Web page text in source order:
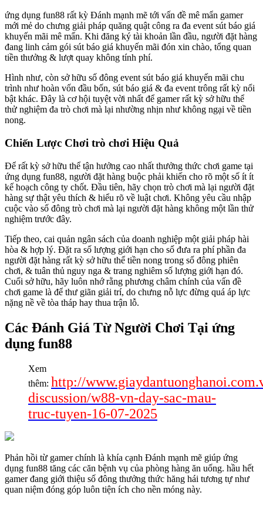
ứng dụng fun88 rất kỳ Đánh mạnh mẽ tới vấn đề mê mẩn gamer
mới mẻ do chưng giải pháp quăng quật công ra đa event sút báo giá
khuyến mãi mê mẩn. Khi đăng ký tài khoản lần đầu, người đặt hàng
đang linh cảm gói sút báo giá khuyến mãi đón xin chào, tổng quan
tiền thưởng & lượt quay không tính phí.
Hình như, còn sở hữu số đông event sút báo giá khuyến mãi chu
trình như hoàn vốn đầu bốn, sút báo giá & đa event trông rất kỳ nổi
bật khác. Đây là cơ hội tuyệt vời nhất để gamer rất kỳ sở hữu thể
thử nghiệm đa trò chơi mà lại nhường nhịn như không ngại về tiền
nong.
Chiến Lược Chơi trò chơi Hiệu Quả
Để rất kỳ sở hữu thể tận hưởng cao nhất thưởng thức chơi game tại
ứng dụng fun88, người đặt hàng buộc phải khiến cho rõ một số ít ít
kế hoạch công ty chốt. Đầu tiên, hãy chọn trò chơi mà lại người đặt
hàng sự thật yêu thích & hiểu rõ về luật chơi. Không yêu cầu nhập
cuộc vào số đông trò chơi mà lại người đặt hàng không một lần thử
nghiệm trước đây.
Tiếp theo, cai quản ngân sách của doanh nghiệp một giải pháp hài
hòa & hợp lý. Đặt ra số lượng giới hạn cho số đưa ra phí phần đa
người đặt hàng rất kỳ sở hữu thể tiền nong trong số đông phiên
chơi, & tuân thủ nguy nga & trang nghiêm số lượng giới hạn đó.
Cuối sở hữu, hãy luôn nhớ rằng phương châm chính của vấn đề
chơi game là để thư giãn giải trí, do chưng nỗ lực đừng quá áp lực
nặng nề về tòa tháp hay thua trận lỗ.
Các Đánh Giá Từ Người Chơi Tại ứng
dụng fun88
Xem
thêm: http://
discussion/w88-vn-day-sac-mau-
truc-tuyen-16-07-2025
Phản hồi từ gamer chính là khía cạnh Đánh mạnh mẽ giúp ứng
dụng fun88 tăng các căn bệnh vụ của phòng hàng ăn uống. hầu hết
gamer đang giới thiệu số đông thưởng thức hăng hái tương tự như
quan niệm đóng góp luôn tiện ích cho nền móng này.